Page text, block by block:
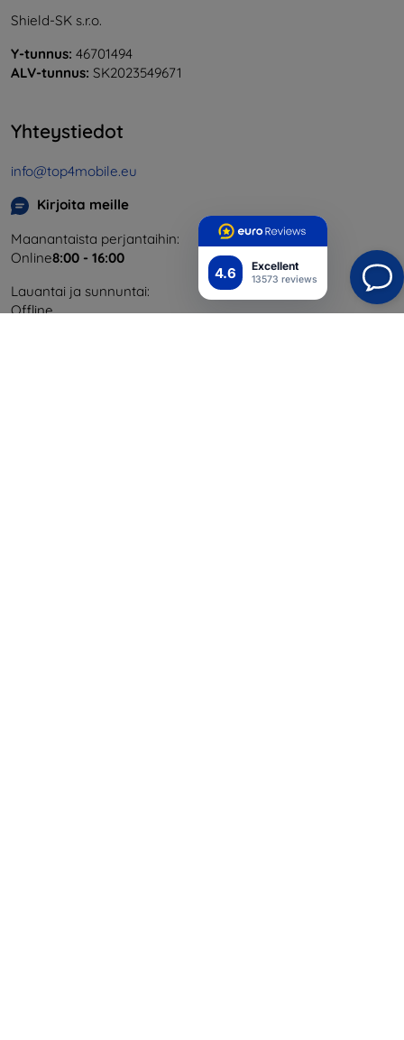
4.6 Excellent
13573 reviews
Shield-SK s.r.o.
Y-tunnus: 46701494
ALV-tunnus: SK2023549671
Yhteystiedot
info@top4mobile.eu
Kirjoita meille
Maanantaista perjantaihin:
Online8:00 - 16:00
Lauantai ja sunnuntai:
Offline